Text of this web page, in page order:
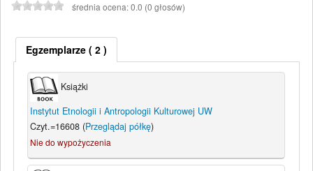
średnia ocena: 0.0 (0 głosów)
Egzemplarze( 2 )
Książki
Instytut Etnologii i Antropologii Kulturowej UW
Czyt.=16608 (Przeglądaj półkę)
Nie do wypożyczenia